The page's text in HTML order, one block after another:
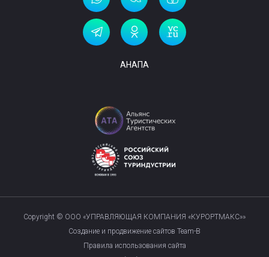
АНАПА
Copyright © ООО «УПРАВЛЯЮЩАЯ КОМПАНИЯ «КУРОРТМАКС»»
Создание и продвижение сайтов Team-B
Правила использования сайта